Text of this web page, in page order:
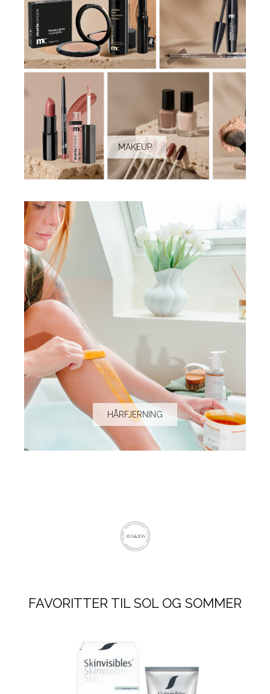
MAKEUP
HÅRFJERNING
FAVORITTER TIL SOL OG SOMMER